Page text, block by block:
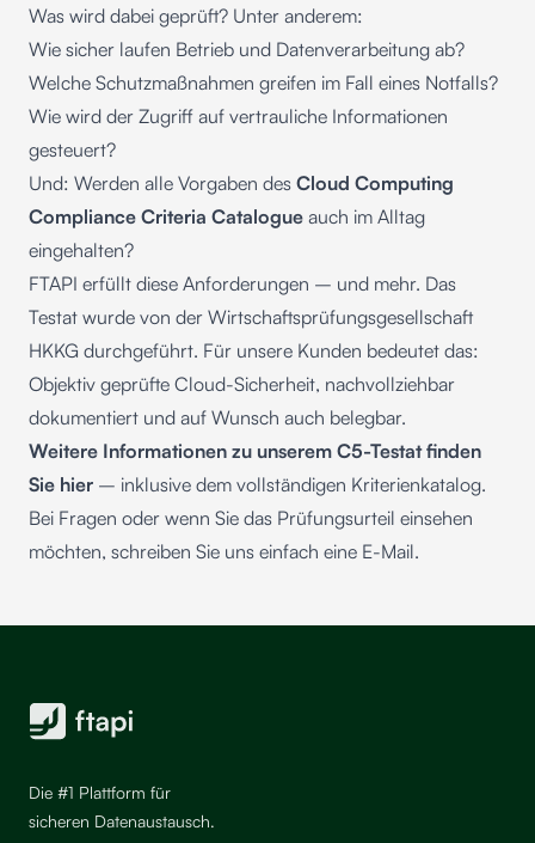
Was wird dabei geprüft? Unter anderem:
Wie sicher laufen Betrieb und Datenverarbeitung ab?
Welche Schutzmaßnahmen greifen im Fall eines Notfalls?
Wie wird der Zugriff auf vertrauliche Informationen
gesteuert?
Und: Werden alle Vorgaben des Cloud Computing
Compliance Criteria Catalogue auch im Alltag
eingehalten?
FTAPI erfüllt diese Anforderungen – und mehr. Das
Testat wurde von der Wirtschaftsprüfungsgesellschaft
HKKG durchgeführt. Für unsere Kunden bedeutet das:
Objektiv geprüfte Cloud-Sicherheit, nachvollziehbar
dokumentiert und auf Wunsch auch belegbar.
Weitere Informationen zu unserem C5-Testat finden
Sie hier – inklusive dem vollständigen Kriterienkatalog.
Bei Fragen oder wenn Sie das Prüfungsurteil einsehen
möchten, schreiben Sie uns einfach eine E-Mail.
Die #1 Plattform für
sicheren Datenaustausch.